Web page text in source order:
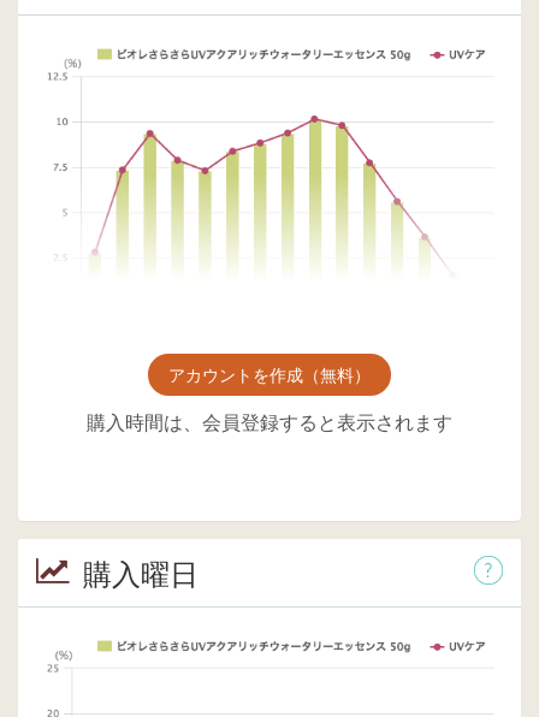
アカウントを作成（無料）
購入時間は、会員登録すると表示されます
購入曜日